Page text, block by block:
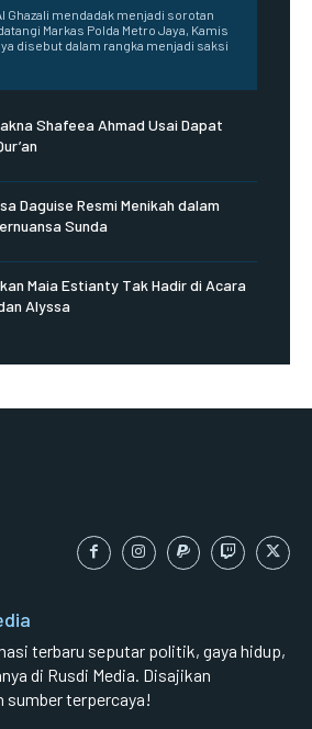
Ghazali mendadak menjadi sorotan
Markas Polda Metro Jaya, Kamis
disebut dalam rangka menjadi saksi
Shafeea Ahmad Usai Dapat
Daguise Resmi Menikah dalam
Sunda
Maia Estianty Tak Hadir di Acara
Alyssa
terbaru seputar politik, gaya hidup,
di Rusdi Media. Disajikan
sumber terpercaya!